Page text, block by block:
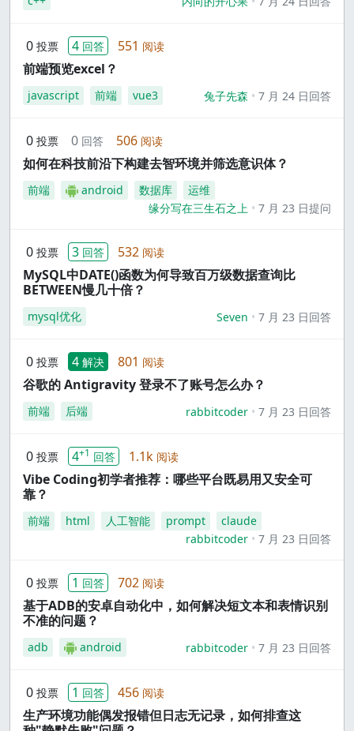
0 投票 4 回答 551 阅读
前端预览excel？
javascript 前端 vue3 兔子先森 7 月 24 日回答
0 投票 0 回答 506 阅读
如何在科技前沿下构建去智环境并筛选意识体？
前端 android 数据库
运维
缘分写在三生石之上
7 月 23 日提问
0 投票 3 回答 532 阅读
MySQL中DATE()函数为何导致百万级数据查询比
BETWEEN慢几十倍？
mysql优化 Seven 7 月 23 日回答
0 投票 4 解决 801 阅读
谷歌的 Antigravity 登录不了账号怎么办？
前端 后端 rabbitcoder 7 月 23 日回答
0 投票 4+1 回答 1.1k 阅读
Vibe Coding初学者推荐：哪些平台既易用又安全可
靠？
前端 html 人工智能 prompt
claude
rabbitcoder
7 月 23 日回答
0 投票 1 回答 702 阅读
基于ADB的安卓自动化中，如何解决短文本和表情识别
不准的问题？
adb android rabbitcoder 7 月 23 日回答
0 投票 1 回答 456 阅读
生产环境功能偶发报错但日志无记录，如何排查这